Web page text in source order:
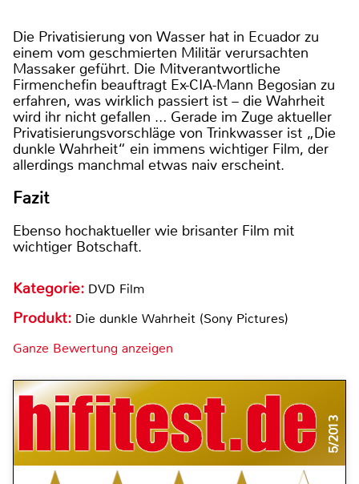
Die Privatisierung von Wasser hat in Ecuador zu
einem vom geschmierten Militär verursachten
Massaker geführt. Die Mitverantwortliche
Firmenchefin beauftragt Ex-CIA-Mann Begosian zu
erfahren, was wirklich passiert ist – die Wahrheit
wird ihr nicht gefallen … Gerade im Zuge aktueller
Privatisierungsvorschläge von Trinkwasser ist „Die
dunkle Wahrheit“ ein immens wichtiger Film, der
allerdings manchmal etwas naiv erscheint.
Fazit
Ebenso hochaktueller wie brisanter Film mit
wichtiger Botschaft.
Kategorie: DVD Film
Produkt: Die dunkle Wahrheit (Sony Pictures)
Ganze Bewertung anzeigen
5/2013